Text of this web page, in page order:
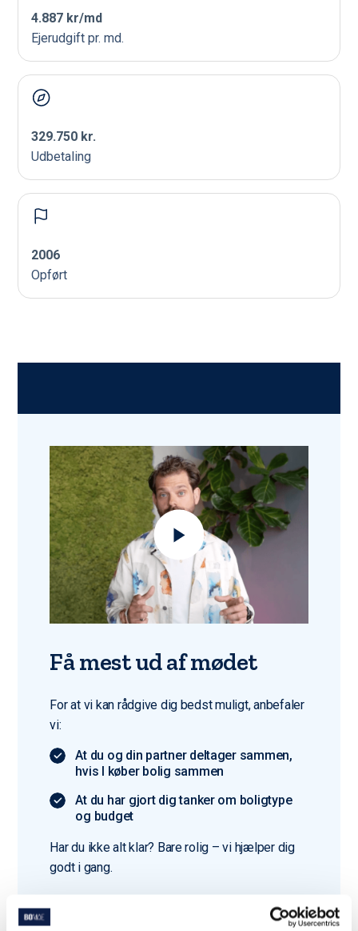
4.887 kr/md
Ejerudgift pr. md.
329.750 kr.
Udbetaling
2006
Opført
Få mest ud af mødet
For at vi kan rådgive dig bedst muligt, anbefaler
vi:
At du og din partner deltager sammen,
hvis I køber bolig sammen
At du har gjort dig tanker om boligtype
og budget
Har du ikke alt klar? Bare rolig – vi hjælper dig
godt i gang.